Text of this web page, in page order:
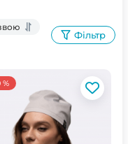
Фільтр
%